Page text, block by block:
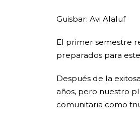
Guisbar: Avi Alaluf
El primer semestre
preparados para
Después de la
años, pero nuestro
comunitaria como